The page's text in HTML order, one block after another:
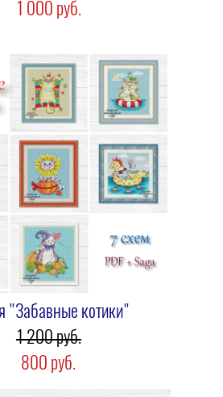
1 000 pуб.
"Забавные котики"
1 200 pуб.
800 pуб.